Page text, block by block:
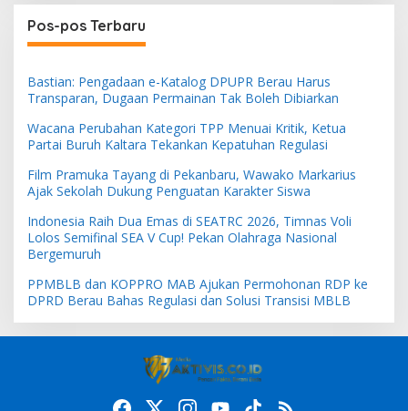
Pos-pos Terbaru
Bastian: Pengadaan e-Katalog DPUPR Berau Harus
Transparan, Dugaan Permainan Tak Boleh Dibiarkan
Wacana Perubahan Kategori TPP Menuai Kritik, Ketua
Partai Buruh Kaltara Tekankan Kepatuhan Regulasi
Film Pramuka Tayang di Pekanbaru, Wawako Markarius
Ajak Sekolah Dukung Penguatan Karakter Siswa
Indonesia Raih Dua Emas di SEATRC 2026, Timnas Voli
Lolos Semifinal SEA V Cup! Pekan Olahraga Nasional
Bergemuruh
PPMBLB dan KOPPRO MAB Ajukan Permohonan RDP ke
DPRD Berau Bahas Regulasi dan Solusi Transisi MBLB